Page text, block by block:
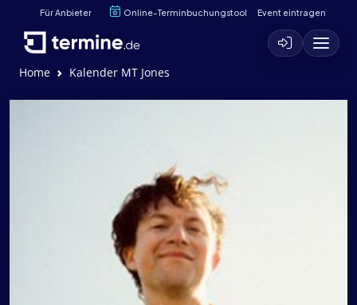
Für Anbieter Online-Terminbuchungstool Event eintragen
Home Kalender MT Jones